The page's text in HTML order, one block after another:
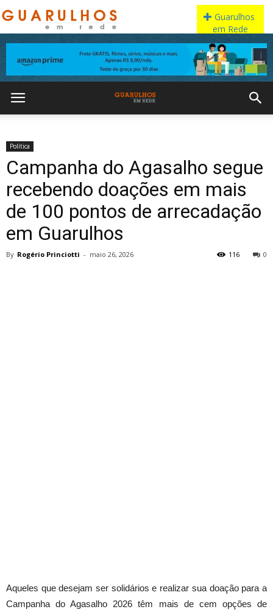
Política
Campanha do Agasalho segue
recebendo doações em mais
de 100 pontos de arrecadação
em Guarulhos
By Rogério Princiotti - maio 26, 2026 0
116
Aqueles que desejam ser solidários e realizar sua doação para a
Campanha do Agasalho 2026 têm mais de cem opções de